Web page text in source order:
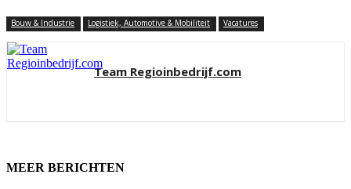
Bouw & Industrie Logistiek, Automotive & Mobiliteit Vacatures
Team Regioinbedrijf.com
MEER BERICHTEN